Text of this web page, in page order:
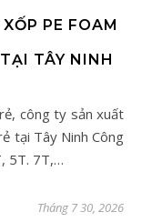
PE FOAM
TÂY NINH
tại Tây Ninh Công
5T. 7T,…
Tháng 7 30, 2026